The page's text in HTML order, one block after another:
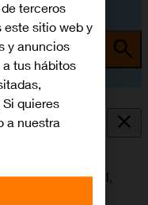
de mi
internet del móvil,
problema.
terceros
este sitio web y
y anuncios
tus hábitos
quieres
a nuestra